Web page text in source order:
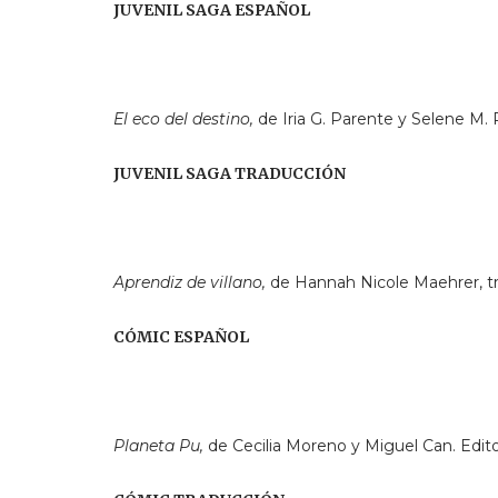
JUVENIL SAGA ESPAÑOL
El eco del destino, de Iria G. Parente y Selene M.
JUVENIL SAGA TRADUCCIÓN
Aprendiz de villano, de Hannah Nicole Maehrer,
CÓMIC ESPAÑOL
Planeta Pu, de Cecilia Moreno y Miguel Can.